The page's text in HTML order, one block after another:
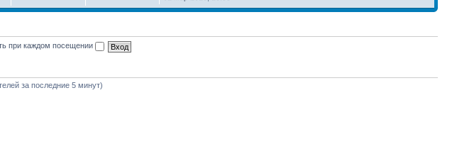
при каждом посещении
за последние 5 минут)